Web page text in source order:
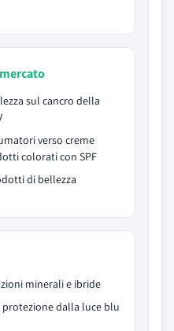
sul cancro della
verso creme
colorati con SPF
di bellezza
minerali e ibride
dalla luce blu